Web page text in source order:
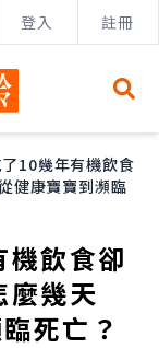
登入 註冊
10幾年有機飲食
健康寶寶到瀕臨
飲食卻
麼幾天
死亡？